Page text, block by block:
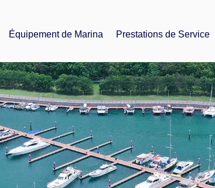
Équipement de Marina Prestations de Service